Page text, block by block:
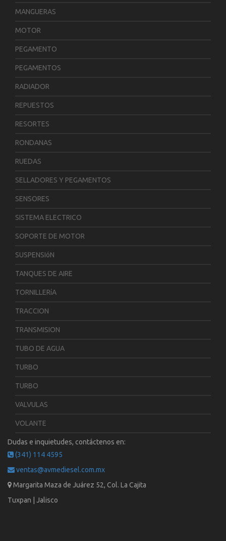
MANGUERAS
MOTOR
PEGAMENTO
PEGAMENTOS
RADIADOR
REPUESTOS
RESORTES
RONDANAS
RUEDAS
SELLADORES Y PEGAMENTOS
SENSORES
SISTEMA ELECTRICO
SOPORTE DE MOTOR
SUSPENSIóN
TANQUES DE AIRE
TORNILLERíA
TRACCION
TRANSMISION
TUBO DE AGUA
TURBO
TURBO
VALVULAS
VOLANTE
Dudas e inquietudes, contáctenos en:
(341) 114 4595
ventas@avmediesel.com.mx
Margarita Maza de Juárez 52, Col. La Cajita
Tuxpan | Jalisco